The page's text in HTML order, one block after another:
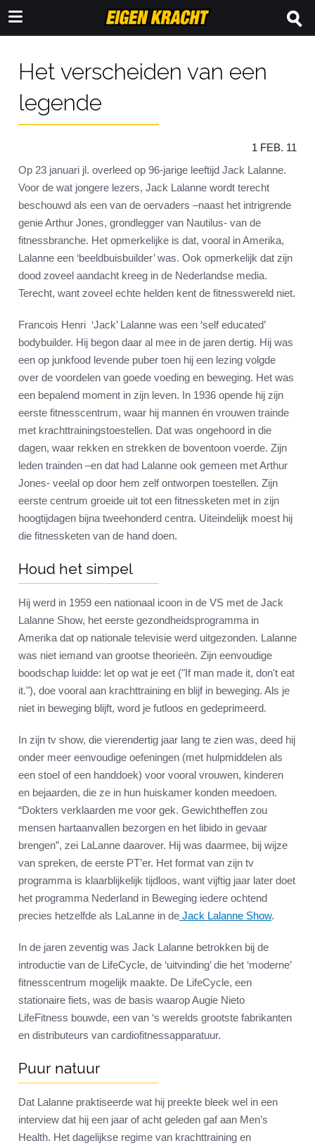
Het verscheiden van een
legende
1 FEB. 11
Op 23 januari jl. overleed op 96-jarige leeftijd Jack Lalanne.
Voor de wat jongere lezers, Jack Lalanne wordt terecht
beschouwd als een van de oervaders –naast het intrigrende
genie Arthur Jones, grondlegger van Nautilus- van de
fitnessbranche. Het opmerkelijke is dat, vooral in Amerika,
Lalanne een ‘beeldbuisbuilder’ was. Ook opmerkelijk dat zijn
dood zoveel aandacht kreeg in de Nederlandse media.
Terecht, want zoveel echte helden kent de fitnesswereld niet.
Francois Henri ‘Jack’ Lalanne was een ‘self educated’
bodybuilder. Hij begon daar al mee in de jaren dertig. Hij was
een op junkfood levende puber toen hij een lezing volgde
over de voordelen van goede voeding en beweging. Het was
een bepalend moment in zijn leven. In 1936 opende hij zijn
eerste fitnesscentrum, waar hij mannen én vrouwen trainde
met krachttrainingstoestellen. Dat was ongehoord in die
dagen, waar rekken en strekken de boventoon voerde. Zijn
leden trainden –en dat had Lalanne ook gemeen met Arthur
Jones- veelal op door hem zelf ontworpen toestellen. Zijn
eerste centrum groeide uit tot een fitnessketen met in zijn
hoogtijdagen bijna tweehonderd centra. Uiteindelijk moest hij
die fitnessketen van de hand doen.
Houd het simpel
Hij werd in 1959 een nationaal icoon in de VS met de Jack
Lalanne Show, het eerste gezondheidsprogramma in
Amerika dat op nationale televisie werd uitgezonden. Lalanne
was niet iemand van grootse theorieën. Zijn eenvoudige
boodschap luidde: let op wat je eet ("If man made it, don't eat
it."), doe vooral aan krachttraining en blijf in beweging. Als je
niet in beweging blijft, word je futloos en gedeprimeerd.
In zijn tv show, die vierendertig jaar lang te zien was, deed hij
onder meer eenvoudige oefeningen (met hulpmiddelen als
een stoel of een handdoek) voor vooral vrouwen, kinderen
en bejaarden, die ze in hun huiskamer konden meedoen.
“Dokters verklaarden me voor gek. Gewichtheffen zou
mensen hartaanvallen bezorgen en het libido in gevaar
brengen”, zei LaLanne daarover. Hij was daarmee, bij wijze
van spreken, de eerste PT’er. Het format van zijn tv
programma is klaarblijkelijk tijdloos, want vijftig jaar later doet
het programma Nederland in Beweging iedere ochtend
precies hetzelfde als LaLanne in de Jack Lalanne Show.
In de jaren zeventig was Jack Lalanne betrokken bij de
introductie van de LifeCycle, de ‘uitvinding’ die het ‘moderne’
fitnesscentrum mogelijk maakte. De LifeCycle, een
stationaire fiets, was de basis waarop Augie Nieto
LifeFitness bouwde, een van ‘s werelds grootste fabrikanten
en distributeurs van cardiofitnessapparatuur.
Puur natuur
Dat Lalanne praktiseerde wat hij preekte bleek wel in een
interview dat hij een jaar of acht geleden gaf aan Men’s
Health. Het dagelijkse regime van krachttraining en